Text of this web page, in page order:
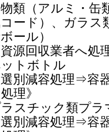
類（アルミ・缶
ード）、ガラス
ール）
資源回収業者へ
トボトル
選別減容処理⇒容
理》
スチック類プラ
選別減容処理⇒容